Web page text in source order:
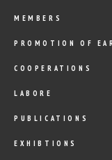
MEMBERS
PROMOTION OF
COOPERATIONS
LABORE
PUBLICATIONS
EXHIBTIONS